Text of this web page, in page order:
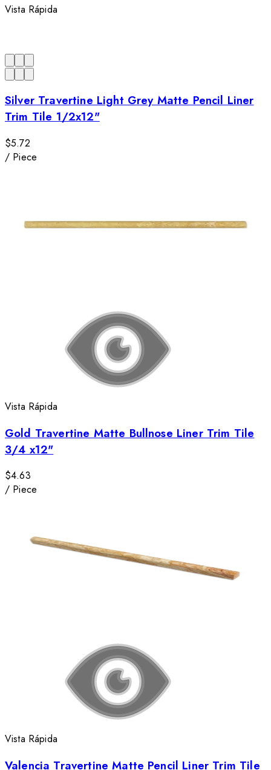
Vista Rápida
Silver Travertine Light Grey Matte Pencil Liner
Trim Tile 1/2x12"
$5.72
/ Piece
Vista Rápida
Gold Travertine Matte Bullnose Liner Trim Tile
3/4 x12"
$4.63
/ Piece
Vista Rápida
Valencia Travertine Matte Pencil Liner Trim Tile